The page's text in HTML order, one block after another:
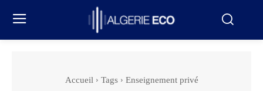
Accueil Tags Enseignement privé